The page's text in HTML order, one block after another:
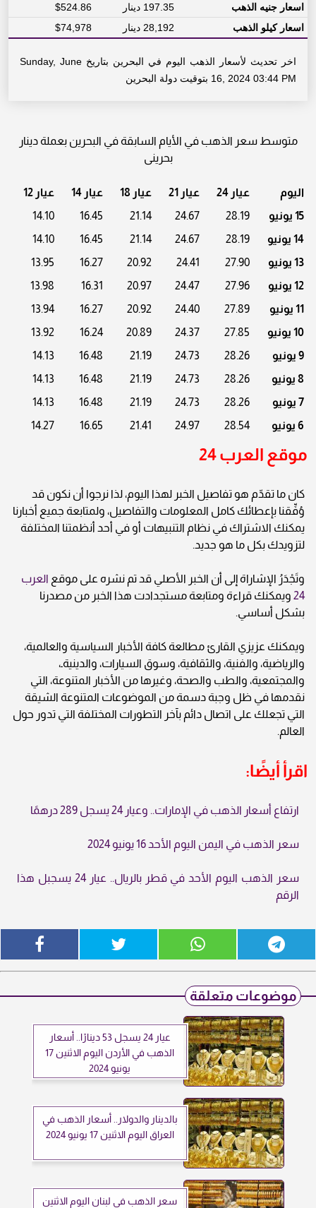
اسعار جنيه الذهب
197.35 دينار
$524.86
اسعار كيلو الذهب
28,192 دينار $74,978
اخر تحديث لأسعار الذهب اليوم في البحرين بتاريخ Sunday, June
16, 2024 03:44 PM بتوقيت دولة البحرين
متوسط سعر الذهب في الأيام السابقة في البحرين بعملة دينار
بحرينى
اليوم عيار 24 عيار 21 عيار 18 عيار 14
عيار 12
15 يونيو
28.19
24.67
21.14
16.45
14.10
14 يونيو
28.19
24.67
21.14
16.45
14.10
13 يونيو
27.90
24.41
20.92
16.27
13.95
12 يونيو
27.96
24.47
20.97
16.31
13.98
11 يونيو
27.89
24.40
20.92
16.27
13.94
10 يونيو
27.85
24.37
20.89
16.24
13.92
9 يونيو
28.26
24.73
21.19
16.48
14.13
8 يونيو
28.26
24.73
21.19
16.48
14.13
7 يونيو
28.26
24.73
21.19
16.48
14.13
6 يونيو
28.54
24.97
21.41
16.65
14.27
موقع العرب 24
كان ما تقدّم هو تفاصيل الخبر لهذا اليوم، لذا نرجوا أن نكون قد
وُفِّقنا بإعطائك كامل المعلومات والتفاصيل، ولمتابعة جميع أخبارنا
يمكنك الاشتراك في نظام التنبيهات أو في أحد أنظمتنا المختلفة
لتزويدك بكل ما هو جديد.
وتَجْدَرُ الإشاراة إلى أن الخبر الأصلي قد تم نشره على موقع العرب
24 ويمكنك قراءة ومتابعة مستجدادت هذا الخبر من مصدرنا
بشكل أساسي.
ويمكنك عزيزي القارئ مطالعة كافة الأخبار السياسية والعالمية،
والرياضية، والفنية، والثقافية، وسوق السيارات، والدينيةـ،
والمجتمعية، والطب والصحة، وغيرها من الأخبار المتنوعة، التي
نقدمها في ظل وجبة دسمة من الموضوعات المتنوعة الشيقة
التي تجعلك على اتصال دائم بآخر التطورات المختلفة التي تدور حول
العالم.
اقرأ أيضًا:
ارتفاع أسعار الذهب في الإمارات.. وعيار 24 يسجل 289 درهمًا
سعر الذهب في اليمن اليوم الأحد 16 يونيو 2024
سعر الذهب اليوم الأحد في قطر بالريال.. عيار 24 يسجبل هذا
الرقم
موضوعات متعلقة
عيار 24 يسجل 53 دينارًا.. أسعار
الذهب في الأردن اليوم الاثنين 17
يونيو 2024
بالدينار والدولار.. أسعار الذهب في
العراق اليوم الاثنين 17 يونيو 2024
سعر الذهب في لبنان اليوم الاثنين